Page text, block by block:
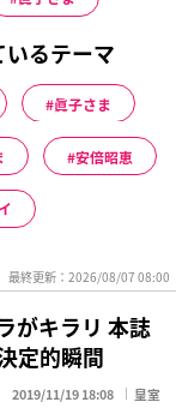
るテーマ
眞子さま
安倍昭恵
最終更新：2026/08/07 08:00
がキラリ 本誌
定的瞬間
2019/11/19 18:08 皇室